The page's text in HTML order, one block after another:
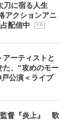
刀に宿る人生
クションアニ
配信中
P R
アーティストと
た、“攻めのモー
公演＜ライブ
監督『炎上』 歌